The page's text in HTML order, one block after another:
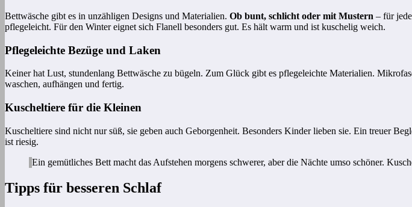
Bettwäsche gibt es in unzähligen Designs und Materialien. Ob bunt, schlicht oder mit Mustern – für
pflegeleicht. Für den Winter eignet sich Flanell besonders gut. Es hält warm und ist kuschelig weich.
Pflegeleichte Bezüge und Laken
Keiner hat Lust, stundenlang Bettwäsche zu bügeln. Zum Glück gibt es pflegeleichte Materialien.
waschen, aufhängen und fertig.
Kuscheltiere für die Kleinen
Kuscheltiere sind nicht nur süß, sie geben auch Geborgenheit. Besonders Kinder lieben sie. Ein treuer
ist riesig.
Ein gemütliches Bett macht das Aufstehen morgens schwerer, aber die Nächte umso schöner.
Tipps für besseren Schlaf